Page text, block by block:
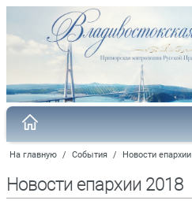
На главную / События / Новости епархии
Новости епархии 2018